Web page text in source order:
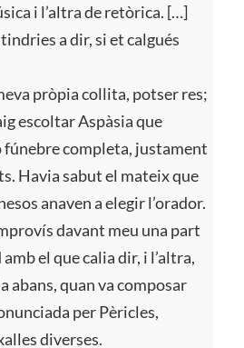
i l’altra de retòrica. […]
a dir, si et calgués
pròpia collita, potser res;
escoltar Aspàsia que
fúnebre completa, justament
Havia sabut el mateix que
anaven a elegir l’orador.
davant meu una part
el que calia dir, i l’altra,
abans, quan va composar
per Pèricles,
diverses.